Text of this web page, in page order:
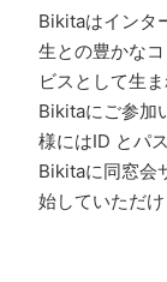
Bikitaはインタ
生との豊かな
ビスとして生ま
Bikitaにご参加
様にはID とパ
Bikitaに同窓会
始していただけ